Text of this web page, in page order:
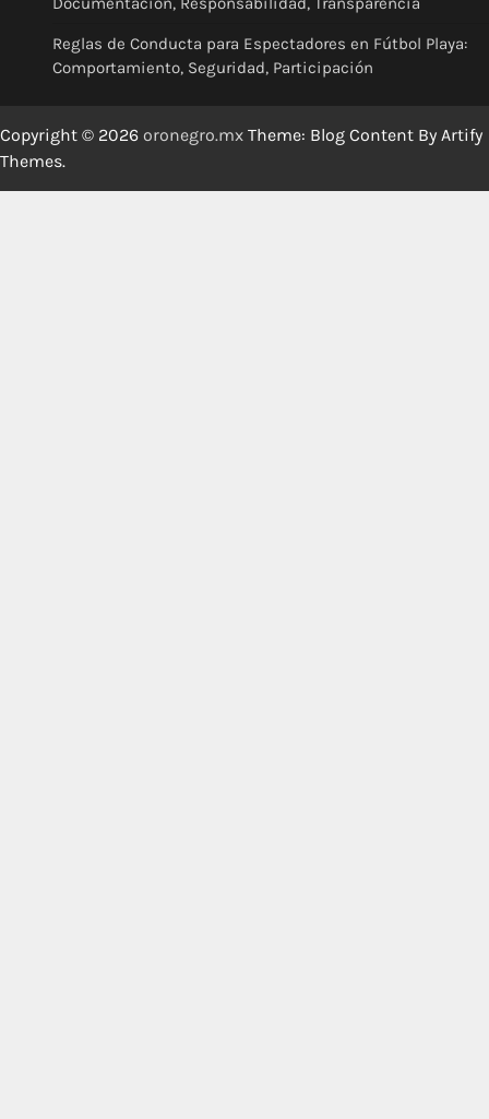
Reglas de Conducta para Espectadores en Fútbol Playa:
Comportamiento, Seguridad, Participación
Copyright © 2026 oronegro.mx Theme: Blog Content By Artify
Themes.